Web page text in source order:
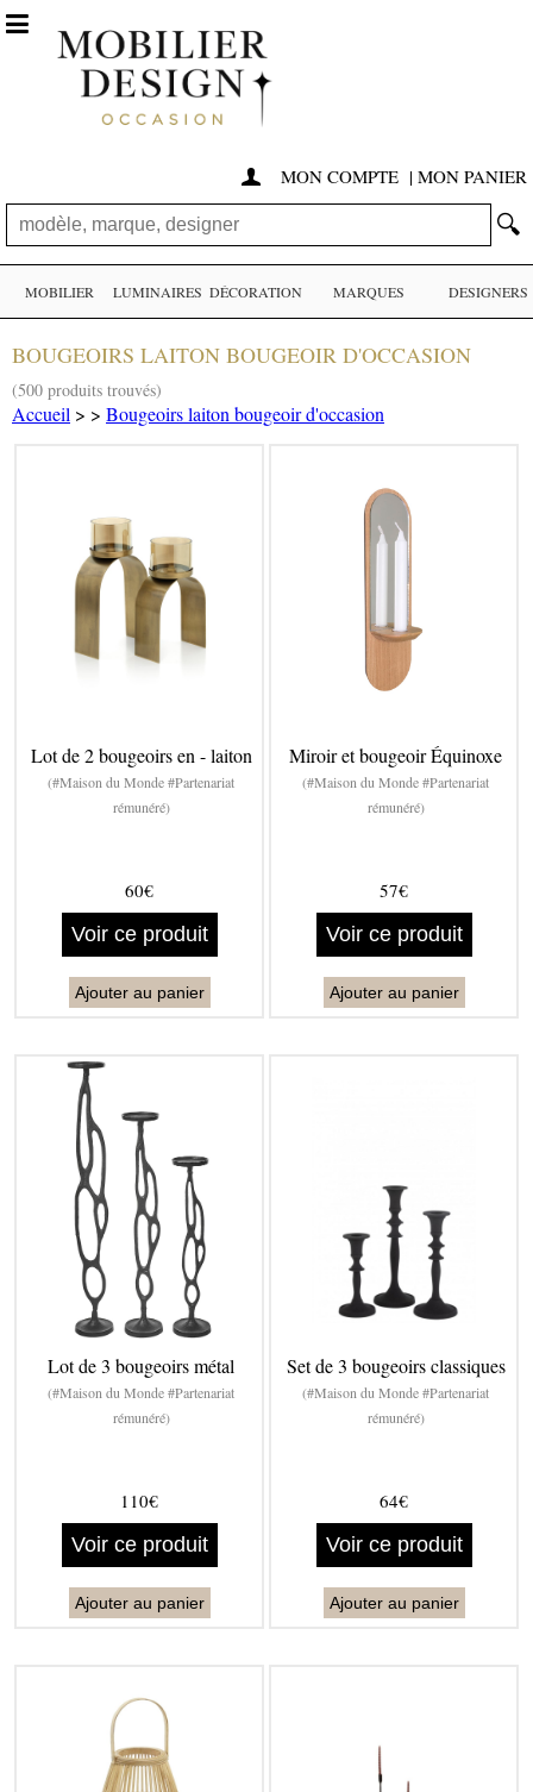
 MON COMPTE | MON PANIER
🔍

MOBILIER LUMINAIRES DÉCORATION MARQUES DESIGNERS
BOUGEOIRS LAITON BOUGEOIR D'OCCASION
(500 produits trouvés)
Accueil > > Bougeoirs laiton bougeoir d'occasion
Lot de 2 bougeoirs en - laiton
(#Maison du Monde #Partenariat
rémunéré)
60€
Voir ce produit
Ajouter au panier
Miroir et bougeoir Équinoxe
(#Maison du Monde #Partenariat
rémunéré)
57€
Voir ce produit
Ajouter au panier
Lot de 3 bougeoirs métal
(#Maison du Monde #Partenariat
rémunéré)
110€
Voir ce produit
Ajouter au panier
Set de 3 bougeoirs classiques
(#Maison du Monde #Partenariat
rémunéré)
64€
Voir ce produit
Ajouter au panier